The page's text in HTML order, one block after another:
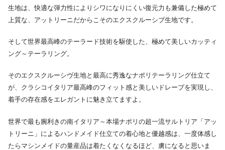
生地は、快適な弾力性によりシワになりにくい復元力も兼備した極めて
上質な、アットリーニだからこそのエクスクルーシブ生地です。
そして世界最高峰のテーラード技術を駆使した、極めて美しいカッティ
ング～テーラリング。
そのエクスクルーシヴ生地と最高に秀逸なナポリテーラリング仕立て
が、クラシコイタリア最高峰のフィット感と美しいドレープを実現し、
着手の存在感をエレガントに魅き立てますよ。
世界で最も腕利きの南イタリア～本場ナポリの超一流サルトリア「アッ
トリーニ」によるハンドメイド仕立ての着心地と優越感は、一度体感し
たらマシンメイドの量産品は着たくなくなるほど、虜になると思いま